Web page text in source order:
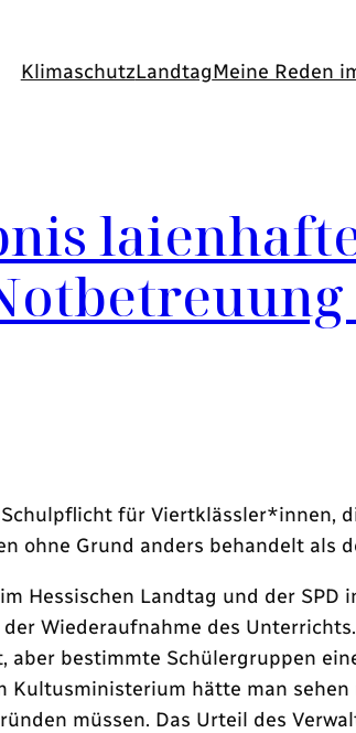
KlimaschutzLandtagMeine Reden
für Viertklässler*innen,
ohne Grund anders behandelt als
Hessischen Landtag und der
Wiederaufnahme des
aber bestimmte Schülergruppen
hätte man
müssen. Das Urteil des